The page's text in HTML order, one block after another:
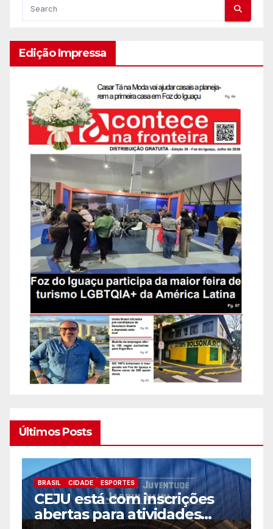
Edição Impressa
Últimos Posts
BRASIL CIDADE ESPORTES
CEJU está com inscrições
abertas para atividades